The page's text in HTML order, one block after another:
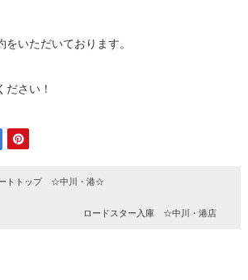
いただいております。
ださい！
ートトップ ☆中川・港☆
ロードスター入庫 ☆中川・港店